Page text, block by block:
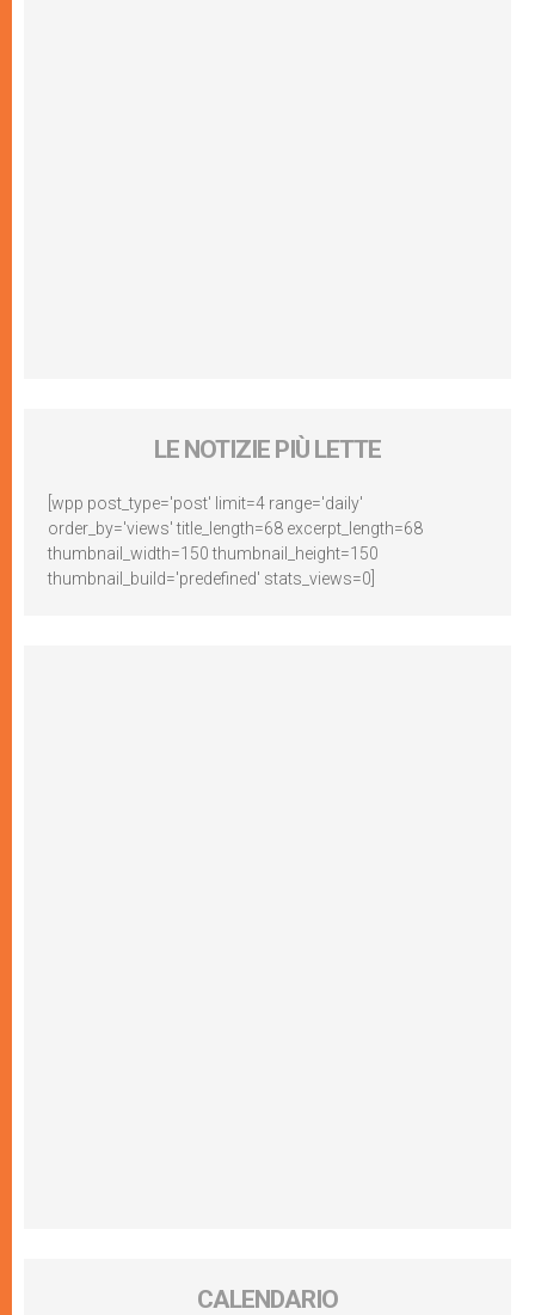
LE NOTIZIE PIÙ LETTE
[wpp post_type='post' limit=4 range='daily'
order_by='views' title_length=68 excerpt_length=68
thumbnail_width=150 thumbnail_height=150
thumbnail_build='predefined' stats_views=0]
CALENDARIO